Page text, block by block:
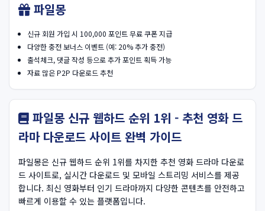
파일몽
신규 회원 가입 시 100,000 포인트 무료 쿠폰 지급
다양한 충전 보너스 이벤트 (예: 20% 추가 충전)
출석체크, 댓글 작성 등으로 추가 포인트 획득 가능
자료 많은 P2P 다운로드 추천
파일몽 신규 웹하드 순위 1위 - 추천 영화 드
라마 다운로드 사이트 완벽 가이드
파일몽은 신규 웹하드 순위 1위를 차지한 추천 영화 드라마 다운로
드 사이트로, 실시간 다운로드 및 모바일 스트리밍 서비스를 제공
합니다. 최신 영화부터 인기 드라마까지 다양한 콘텐츠를 안전하고
빠르게 이용할 수 있는 플랫폼입니다.